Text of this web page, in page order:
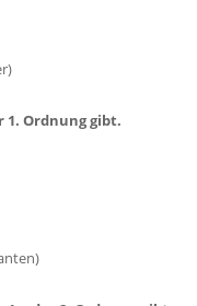
1. Ordnung gibt.